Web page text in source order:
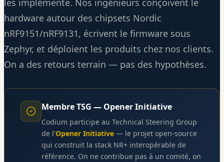
les implémente. Nos ingénieurs conçoivent le
hardware autour des chipsets Nordic
nRF9151/nRF9131, écrivent le firmware sous
Zephyr, et déploient les produits chez nos clients.
On a des retours terrain — pas des hypothèses.
Membre TSG — Opener Initiative
Codium participe au Technical Steering Group
de l'Opener Initiative — le projet open-source
qui construit la stack NR+ interopérable de
référence. On ne contribue pas à un comité, on